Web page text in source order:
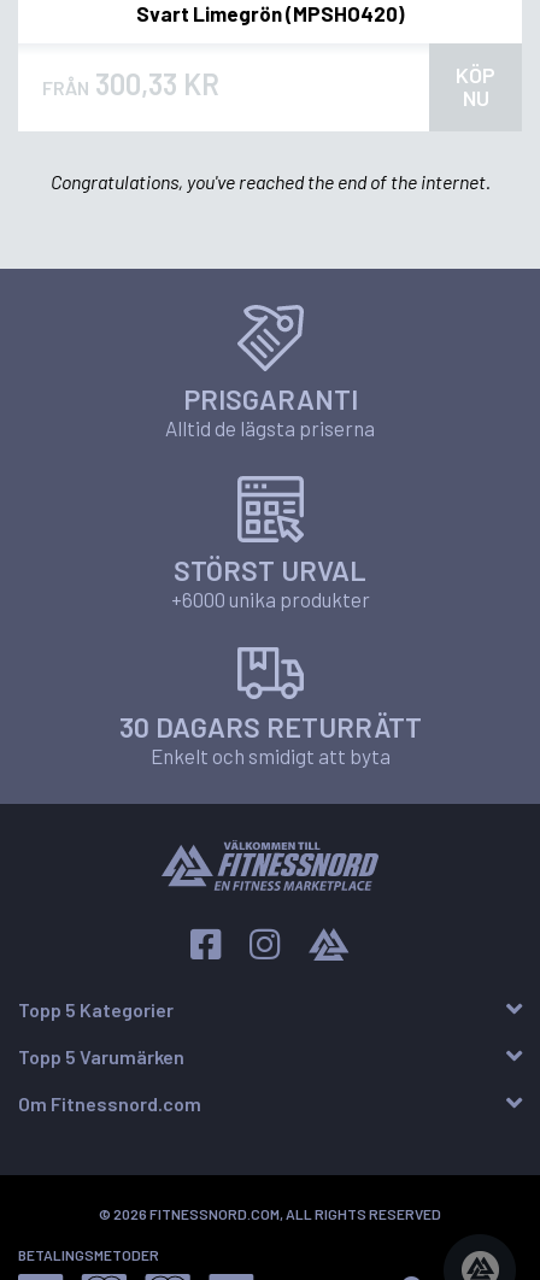
Svart Limegrön (MPSHO420)
FRÅN 300,33 KR
KÖP
NU
Congratulations, you've reached the end of the internet.
PRISGARANTI
Alltid de lägsta priserna
STÖRST URVAL
+6000 unika produkter
30 DAGARS RETURRÄTT
Enkelt och smidigt att byta
Topp 5 Kategorier
Topp 5 Varumärken
Om Fitnessnord.com
© 2026 FITNESSNORD.COM, ALL RIGHTS RESERVED
BETALINGSMETODER